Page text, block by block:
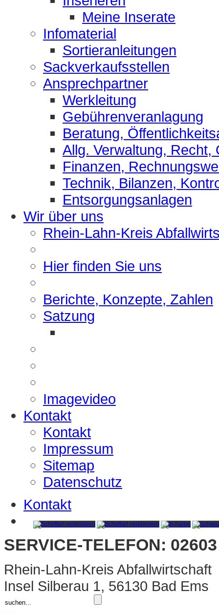
Meine Inserate
Infomaterial
Sortieranleitungen
Sackverkaufsstellen
Ansprechpartner
Werkleitung
Gebührenveranlagung
Beratung,
Allg. Verwaltung, Recht,
Finanzen,
Technik, Bilanzen,
Entsorgungsanlagen
Wir über uns
Rhein-Lahn-Kreis
Hier finden Sie uns
Berichte, Konzepte, Zahlen
Satzung
Imagevideo
Kontakt
Kontakt
Impressum
Sitemap
Datenschutz
Kontakt
SERVICE-TELEFON:
Rhein-Lahn-Kreis Abfallwirtschaft
Insel Silberau 1, 56130 Bad Ems